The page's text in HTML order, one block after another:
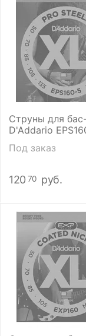
Струны для
D'Addario
Под заказ
120 70 руб.